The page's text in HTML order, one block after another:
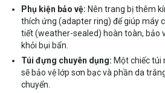
Phụ kiện bảo vệ: Nên trang bị thêm
thích ứng (adapter ring) để giúp máy
tiết (weather-sealed) hoàn toàn, bảo
khỏi bụi bẩn.
Túi đựng chuyên dụng: Một chiếc túi
sẽ bảo vệ lớp sơn bạc và phần da
chuyển.